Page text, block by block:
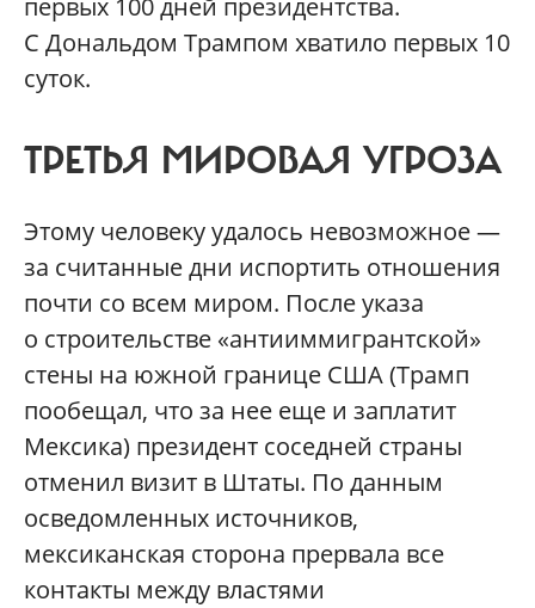
первых 100 дней президентства.
С Дональдом Трампом хватило первых 10
суток.
ТРЕТЬЯ МИРОВАЯ УГРОЗА
Этому человеку удалось невозможное —
за считанные дни испортить отношения
почти со всем миром. После указа
о строительстве «антииммигрантской»
стены на южной границе США (Трамп
пообещал, что за нее еще и заплатит
Мексика) президент соседней страны
отменил визит в Штаты. По данным
осведомленных источников,
мексиканская сторона прервала все
контакты между властями